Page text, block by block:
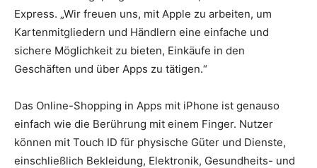
Express. „Wir freuen uns, mit Apple zu arbeiten, um
Kartenmitgliedern und Händlern eine einfache und
sichere Möglichkeit zu bieten, Einkäufe in den
Geschäften und über Apps zu tätigen.“
Das Online-Shopping in Apps mit iPhone ist genauso
einfach wie die Berührung mit einem Finger. Nutzer
können mit Touch ID für physische Güter und Dienste,
einschließlich Bekleidung, Elektronik, Gesundheits- und